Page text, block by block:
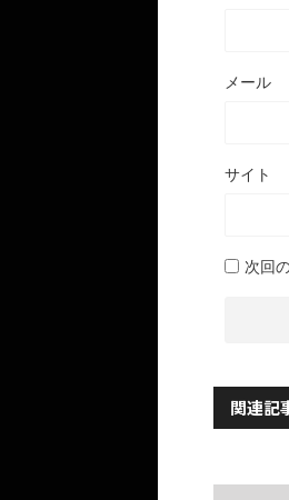
メール
サイト
次回
関連記